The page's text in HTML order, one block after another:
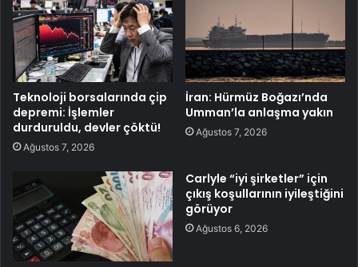
Teknoloji borsalarında çip
depremi: İşlemler
durduruldu, devler çöktü!
Ağustos 7, 2026
İran: Hürmüz Boğazı’nda
Umman’la anlaşma yakın
Ağustos 7, 2026
Carlyle “iyi şirketler” için
çıkış koşullarının iyileştiğini
görüyor
Ağustos 6, 2026